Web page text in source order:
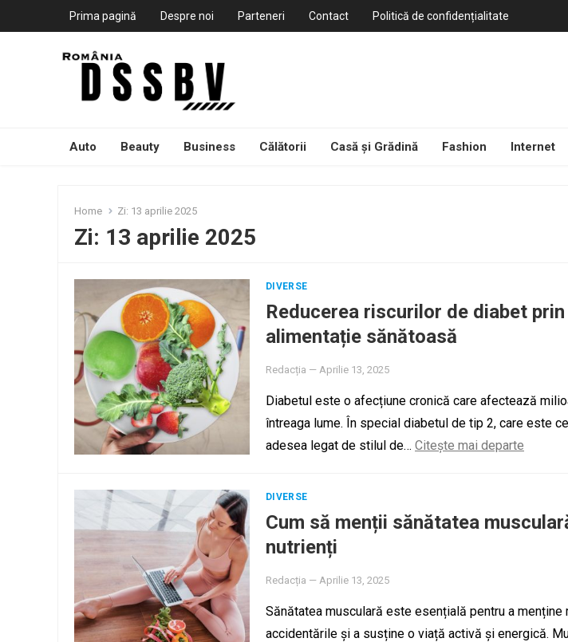
Prima pagină Despre noi Parteneri Contact Politică de confidențialitate
Auto Beauty Business Călătorii Casă și Grădină Fashion Internet
Home Zi: 13 aprilie 2025
Zi: 13 aprilie 2025
DIVERSE
Reducerea riscurilor de diabet
alimentație sănătoasă
Redacția — Aprilie 13, 2025
Diabetul este o afecțiune cronică care afectează
întreaga lume. În special diabetul de tip 2, care este
adesea legat de stilul de… Citește mai departe
DIVERSE
Cum să menții sănătatea
nutrienți
Redacția — Aprilie 13, 2025
Sănătatea musculară este esențială pentru a menține
accidentările și a susține o viață activă și energică.